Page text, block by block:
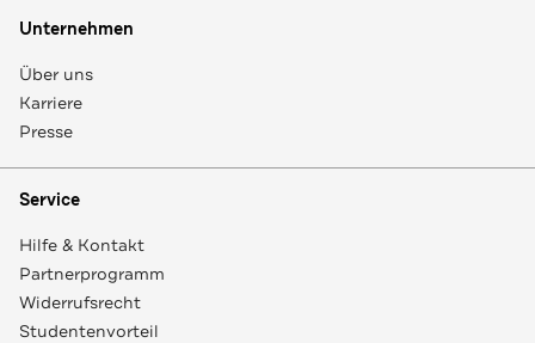
Unternehmen
Über uns
Karriere
Presse
Service
Hilfe & Kontakt
Partnerprogramm
Widerrufsrecht
Studentenvorteil